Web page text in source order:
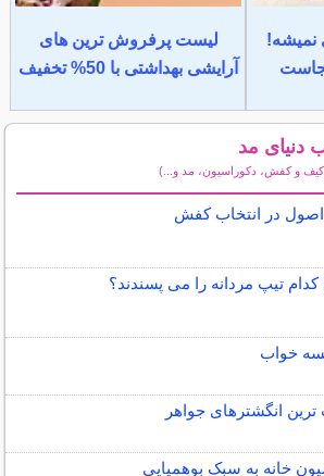
نمیشه!
لیست پرفروش ترین های
آرایشی بهداشتی با 50% تخفیف
دنیای مد
کیف و کفش، دکوراسیون، مد و...)
در انتخاب کفش
کدام تیپ مردانه را می پسندند؟
خواب
ترین انگشترهای جواهر
خانه به سبک بوهمیایی